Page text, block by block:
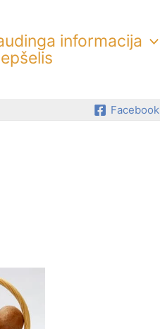
informacija
Facebook